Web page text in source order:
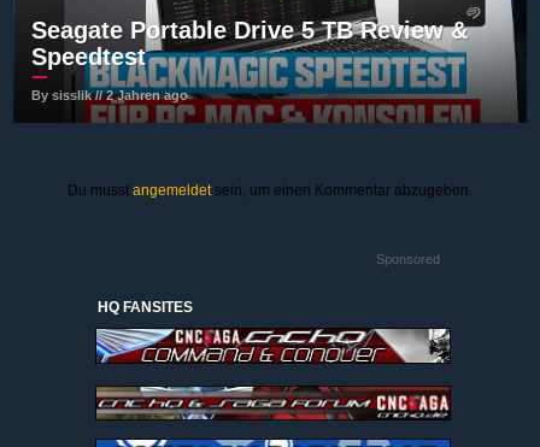
Seagate Portable Drive 5 TB Review &
Speedtest
By sisslik // 2 Jahren ago
Du musst angemeldetsein, um einen Kommentar abzugeben.
Sponsored
HQ FANSITES